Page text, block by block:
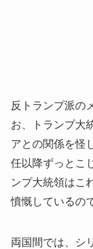
反トランプ派の
お、トランプ大
アとの関係を怪
任以降ずっとこ
ンプ大統領はこ
憤慨しているの
両国間では、シ